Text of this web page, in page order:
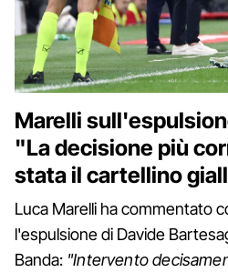
Marelli
"La decisione più
stata il cartellino
Luca Marelli ha commentato
l'espulsione di Davide
Banda: "Intervento